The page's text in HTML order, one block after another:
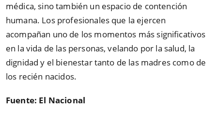
médica, sino también un espacio de contención
humana. Los profesionales que la ejercen
acompañan uno de los momentos más significativos
en la vida de las personas, velando por la salud, la
dignidad y el bienestar tanto de las madres como de
los recién nacidos.
Fuente: El Nacional